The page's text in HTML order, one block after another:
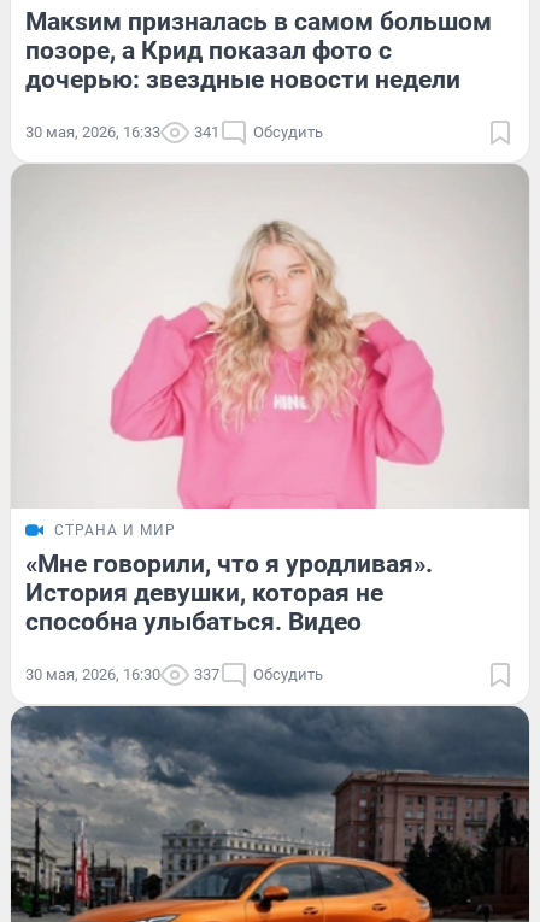
Макsим призналась в самом большом
позоре, а Крид показал фото с
дочерью: звездные новости недели
30 мая, 2026, 16:33 341 Обсудить
СТРАНА И МИР
«Мне говорили, что я уродливая».
История девушки, которая не
способна улыбаться. Видео
30 мая, 2026, 16:30 337 Обсудить